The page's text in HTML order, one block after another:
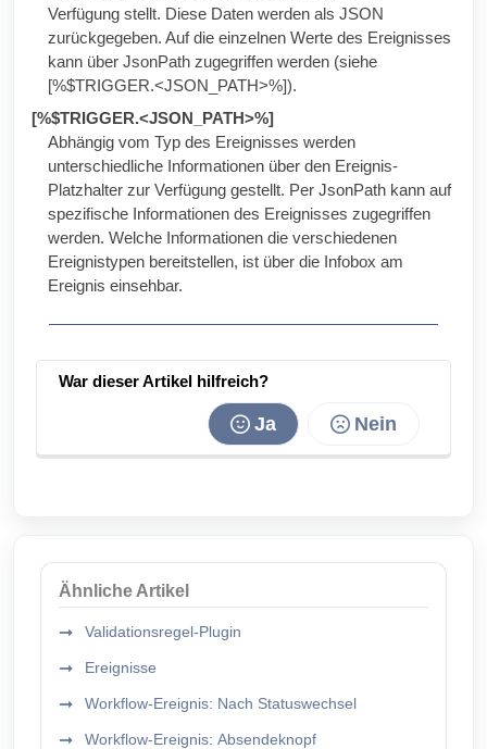
Verfügung stellt. Diese Daten werden als JSON
zurückgegeben. Auf die einzelnen Werte des Ereignisses
kann über JsonPath zugegriffen werden (siehe
[%$TRIGGER.<JSON_PATH>%]).
[%$TRIGGER.<JSON_PATH>%]
Abhängig vom Typ des Ereignisses werden
unterschiedliche Informationen über den Ereignis-
Platzhalter zur Verfügung gestellt. Per JsonPath kann auf
spezifische Informationen des Ereignisses zugegriffen
werden. Welche Informationen die verschiedenen
Ereignistypen bereitstellen, ist über die Infobox am
Ereignis einsehbar.
War dieser Artikel hilfreich?
Nein
Ja
Ähnliche Artikel
Validationsregel-Plugin
Ereignisse
Workflow-Ereignis: Nach Statuswechsel
Workflow-Ereignis: Absendeknopf